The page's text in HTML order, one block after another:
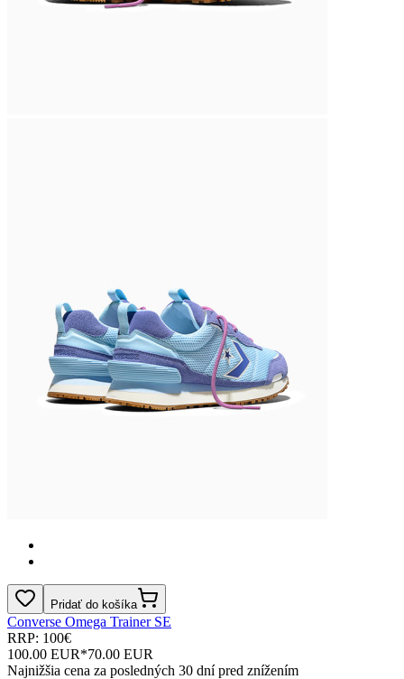
Pridať do košíka
Converse Omega Trainer SE
RRP: 100€
100.00 EUR*70.00 EUR
Najnižšia cena za posledných 30 dní pred znížením